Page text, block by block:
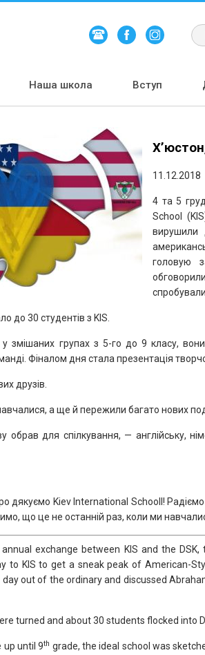
Наша школа Вступ
11.12.2018
4 та 5
School
вирушили
головую
до 30 студентів з KIS.
змішаних групах з 5-го до 9 класу,
Фіналом дня стала презентація
друзів.
а ще й пережили багато нових
обрав для спілкування, — англійську,
дякуємо Kiev International Schooll!
що це не останній раз, коли ми
exchange between KIS and the
to KIS to get a sneak peak of American-
out of the ordinary and discussed
turned and about 30 students flocked into
up until 9th grade, the ideal school was